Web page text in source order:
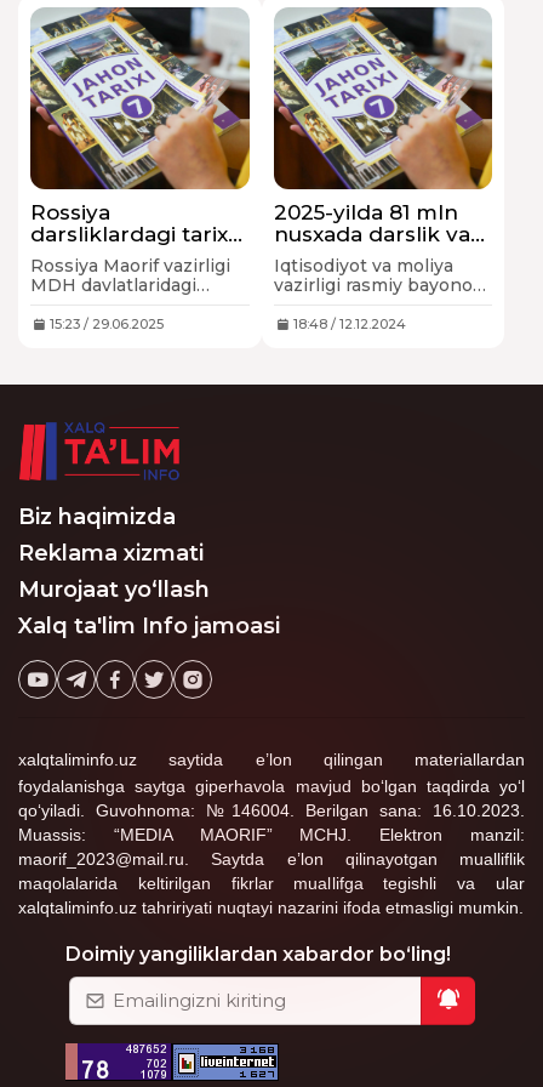
yo‘naltirish
rejalashtirilmoqda.
Rossiya
darsliklardagi tarixni
“yaxshilash” niyatida
– O‘zbekiston bunga
rozi bo‘lganmi?
Rossiya Maorif vazirligi
MDH davlatlaridagi
bilan bilan birgalikda
chiqish ustida ish olib
15:23 / 29.06.2025
2025-yilda 81 mln
nusxada darslik va
mashq daftarlari
chop etiladi
Iqtisodiyot va moliya
vazirligi rasmiy bayonot
18:48 / 12.12.2024
Biz haqimizda
Reklama xizmati
Murojaat yo‘llash
Xalq ta'lim Info jamoasi
xalqtaliminfo.uz saytida e’lon qilingan materiallardan
foydalanishga saytga giperhavola mavjud bo‘lgan taqdirda yo‘l
qo‘yiladi. Guvohnoma: №146004. Berilgan sana: 16.10.2023.
Muassis: “MEDIA MAORIF” MCHJ. Elektron manzil:
maorif_2023@mail.ru. Saytda e’lon qilinayotgan mualliflik
maqolalarida keltirilgan fikrlar muallifga tegishli va ular
xalqtaliminfo.uz tahririyati nuqtayi nazarini ifoda etmasligi mumkin.
Doimiy yangiliklardan xabardor bo‘ling!